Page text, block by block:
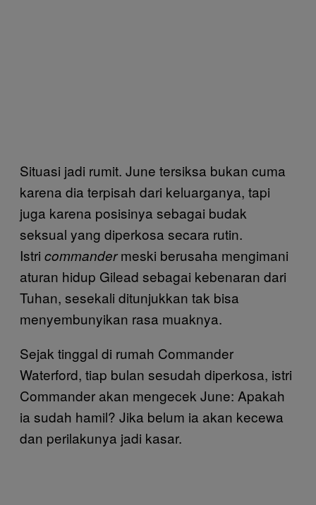
Situasi jadi rumit. June tersiksa bukan cuma
karena dia terpisah dari keluarganya, tapi
juga karena posisinya sebagai budak
seksual yang diperkosa secara rutin.
Istri commandermeski berusaha mengimani
aturan hidup Gilead sebagai kebenaran dari
Tuhan, sesekali ditunjukkan tak bisa
menyembunyikan rasa muaknya.
Sejak tinggal di rumah Commander
Waterford, tiap bulan sesudah diperkosa, istri
Commander akan mengecek June: Apakah
ia sudah hamil? Jika belum ia akan kecewa
dan perilakunya jadi kasar.